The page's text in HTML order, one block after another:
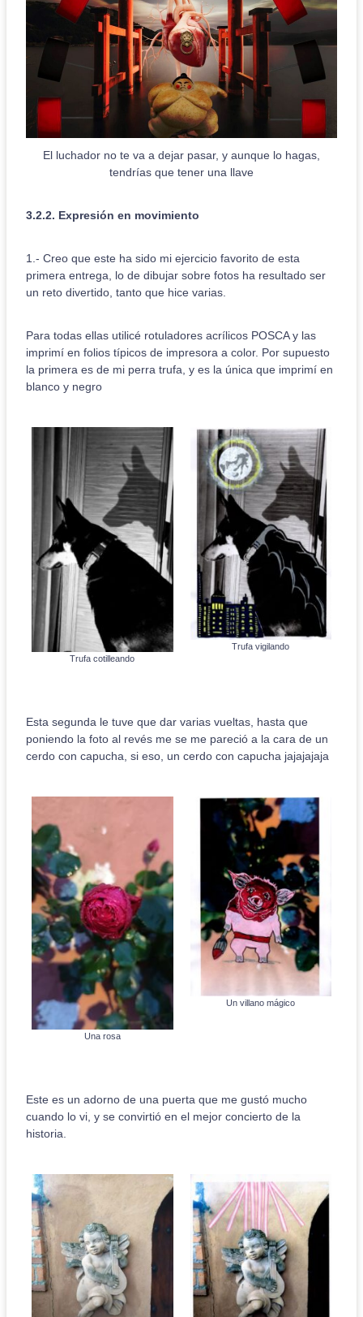
El luchador no te va a dejar pasar, y aunque lo hagas,
tendrías que tener una llave
3.2.2. Expresión en movimiento
1.- Creo que este ha sido mi ejercicio favorito de esta
primera entrega, lo de dibujar sobre fotos ha resultado ser
un reto divertido, tanto que hice varias.
Para todas ellas utilicé rotuladores acrílicos POSCA y las
imprimí en folios típicos de impresora a color. Por supuesto
la primera es de mi perra trufa, y es la única que imprimí en
blanco y negro
Trufa cotilleando
Trufa vigilando
Esta segunda le tuve que dar varias vueltas, hasta que
poniendo la foto al revés me se me pareció a la cara de un
cerdo con capucha, si eso, un cerdo con capucha jajajajaja
Una rosa
Un villano mágico
Este es un adorno de una puerta que me gustó mucho
cuando lo vi, y se convirtió en el mejor concierto de la
historia.